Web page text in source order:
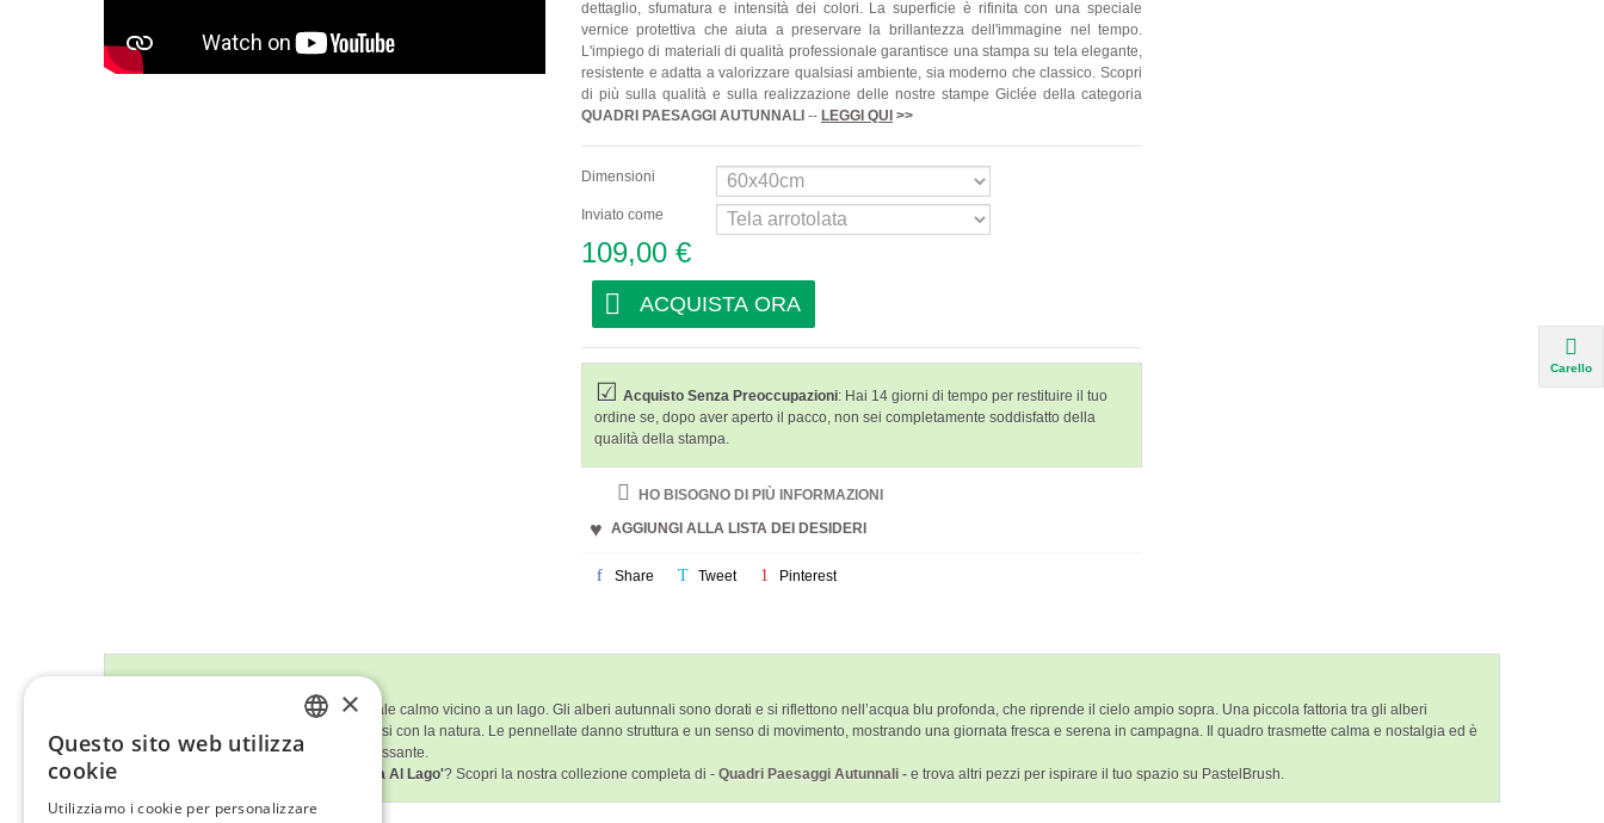
dettaglio, sfumatura e intensità dei colori. La superficie è rifinita con una speciale
vernice protettiva che aiuta a preservare la brillantezza dell'immagine nel tempo.
L'impiego di materiali di qualità professionale garantisce una stampa su tela elegante,
resistente e adatta a valorizzare qualsiasi ambiente, sia moderno che classico. Scopri
di più sulla qualità e sulla realizzazione delle nostre stampe Giclée della categoria
QUADRI PAESAGGI AUTUNNALI-- LEGGI QUI>>
Dimensioni
Inviato come
109,00 €
ACQUISTA ORA
Acquisto Senza Preoccupazioni: Hai 14 giorni di tempo per restituire il tuo
ordine se, dopo aver aperto il pacco, non sei completamente soddisfatto della
qualità della stampa.
HO BISOGNO DI PIÙ INFORMAZIONI
AGGIUNGI ALLA LISTA DEI DESIDERI
Share Tweet Pinterest
Descrizione del Quadro
Questo quadro mostra un paesaggio rurale calmo vicino a un lago. Gli alberi autunnali sono dorati e si riflettono nell’acqua blu profonda, che riprende il cielo ampio sopra. Una piccola fattoria tra gli alberi
trasmette calore e tranquillità, integrandosi con la natura. Le pennellate danno struttura e un senso di movimento, mostrando una giornata fresca e serena in campagna. Il quadro trasmette calma e nostalgia ed è
ideale per un ambiente accogliente e rilassante.
'Paesaggio Agricolo In Riva Al Lago'? Scopri la nostra collezione completa di - Quadri Paesaggi Autunnali - e trova altri pezzi per ispirare il tuo spazio su PastelBrush.
Carello
×
Questo sito web utilizza
cookie
Utilizziamo i cookie per personalizzare